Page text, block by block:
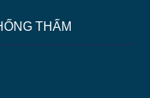
THẤM